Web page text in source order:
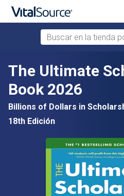
Saltar al contenido principal
Buscar en la tienda
The Ultimate
Book 2026
Billions of Dollars in
18th Edición